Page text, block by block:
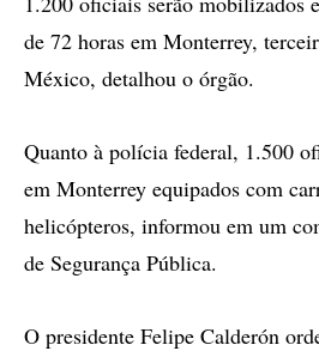
de 72 horas em Monterrey,
México, detalhou o órgão.
Quanto à polícia federal, 1.500
em Monterrey equipados com
helicópteros, informou em um
de Segurança Pública.
O presidente Felipe Calderón